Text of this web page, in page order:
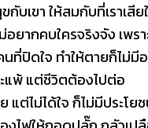
กับเขา ให้สมกับที่เราเสีย
ม่อยากคบใครจริงจัง เพ
ที่ปิดใจ ทำให้ตายก็ไม่มีอ
แพ้ แต่ชีวิตต้องไปต่อ
แต่ไม่ได้ใจ ก็ไม่มีประโย